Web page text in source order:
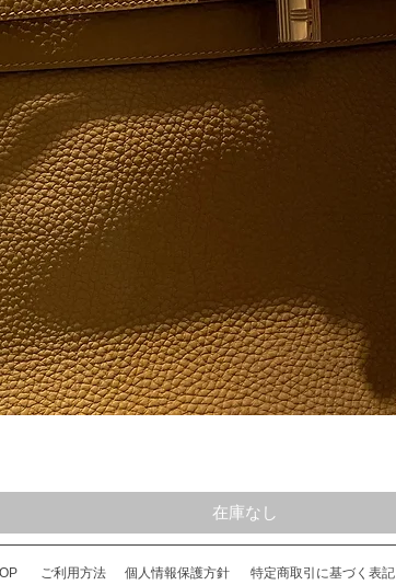
在庫なし
ご利用方法 個人情報保護方針 特定商取引に基づく表記